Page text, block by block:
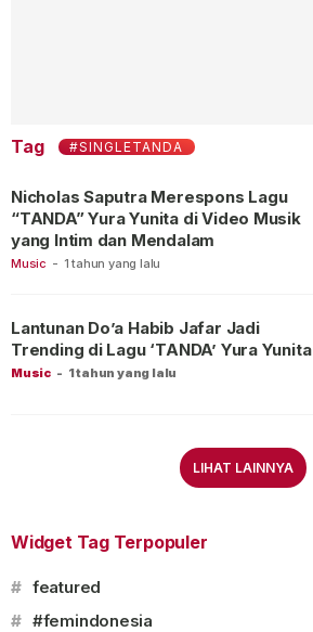
Tag #SINGLETANDA
Music - 1 tahun yang lalu
Nicholas Saputra Merespons Lagu
“TANDA” Yura Yunita di Video Musik
yang Intim dan Mendalam
Music - 1 tahun yang lalu
Lantunan Do’a Habib Jafar Jadi
Trending di Lagu ‘TANDA’ Yura Yunita
LIHAT LAINNYA
Widget Tag Terpopuler
# featured
# #femindonesia